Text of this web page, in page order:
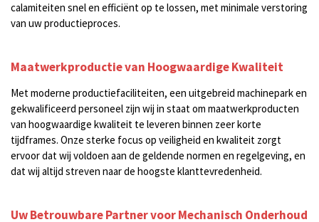
calamiteiten snel en efficiënt op te lossen, met minimale verstoring
van uw productieproces.
Maatwerkproductie van Hoogwaardige Kwaliteit
Met moderne productiefaciliteiten, een uitgebreid machinepark en
gekwalificeerd personeel zijn wij in staat om maatwerkproducten
van hoogwaardige kwaliteit te leveren binnen zeer korte
tijdframes. Onze sterke focus op veiligheid en kwaliteit zorgt
ervoor dat wij voldoen aan de geldende normen en regelgeving, en
dat wij altijd streven naar de hoogste klanttevredenheid.
Uw Betrouwbare Partner voor Mechanisch Onderhoud